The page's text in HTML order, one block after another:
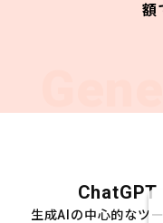
額
ChatGPT
生成AIの中心的なツ